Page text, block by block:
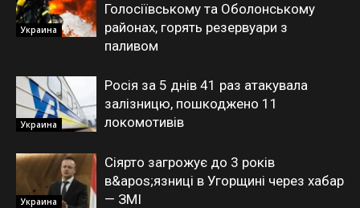
Украина
Голосіївському та Оболонському
районах, горять резервуари з
паливом
Украина
Росія за 5 днів 41 раз атакувала
залізницю, пошкоджено 11
локомотивів
Украина
Сіярто загрожує до 3 років
в&apos;язниці в Угорщині через хабар
— ЗМІ